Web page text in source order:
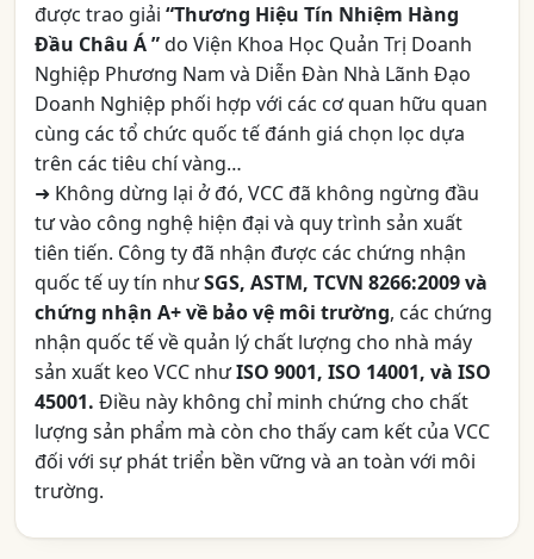
được trao giải “Thương Hiệu Tín Nhiệm Hàng
Đầu Châu Á ”do Viện Khoa Học Quản Trị Doanh
Nghiệp Phương Nam và Diễn Đàn Nhà Lãnh Đạo
Doanh Nghiệp phối hợp với các cơ quan hữu quan
cùng các tổ chức quốc tế đánh giá chọn lọc dựa
trên các tiêu chí vàng…
➜ Không dừng lại ở đó, VCC đã không ngừng đầu
tư vào công nghệ hiện đại và quy trình sản xuất
tiên tiến. Công ty đã nhận được các chứng nhận
quốc tế uy tín nhưSGS, ASTM, TCVN 8266:2009 và
chứng nhận A+ về bảo vệ môi trường, các chứng
nhận quốc tế về quản lý chất lượng cho nhà máy
sản xuất keo VCC nhưISO 9001, ISO 14001, và ISO
45001. Điều này không chỉ minh chứng cho chất
lượng sản phẩm mà còn cho thấy cam kết của VCC
đối với sự phát triển bền vững và an toàn với môi
trường.